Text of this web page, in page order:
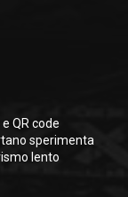
QR code
sperimenta
lento